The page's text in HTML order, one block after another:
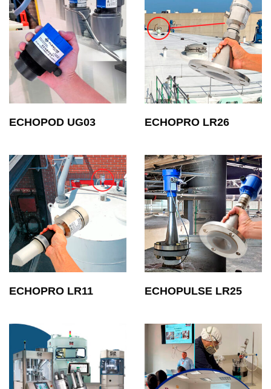
ECHOPOD UG03 ECHOPRO LR26
ECHOPRO LR11 ECHOPULSE LR25